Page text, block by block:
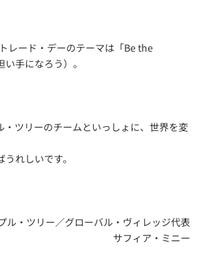
レード・デーのテーマは「Be the
手になろう）。
・ツリーのチームといっしょに、世界を変
れしいです。
ル・ツリー／グローバル・ヴィレッジ代表
サフィア・ミニー